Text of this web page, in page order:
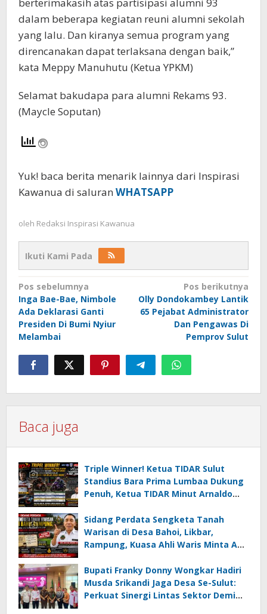
dalam beberapa kegiatan reuni alumni sekolah
yang lalu. Dan kiranya semua program yang
direncanakan dapat terlaksana dengan baik,”
kata Meppy Manuhutu (Ketua YPKM)
Selamat bakudapa para alumni Rekams 93.
(Maycle Soputan)
Yuk! baca berita menarik lainnya dari Inspirasi
Kawanua di saluran WHATSAPP
oleh Redaksi Inspirasi Kawanua
Ikuti Kami Pada
Navigasi
pos
Pos sebelumnya
Inga Bae-Bae, Nimbole
Ada Deklarasi Ganti
Presiden Di Bumi Nyiur
Melambai
Pos berikutnya
Olly Dondokambey Lantik
65 Pejabat Administrator
Dan Pengawas Di
Pemprov Sulut
Baca juga
Triple Winner! Ketua TIDAR Sulut
Standius Bara Prima Lumbaa Dukung
Penuh, Ketua TIDAR Minut Arnaldo
05 MC JOE Sapu Bersih Tiga Gelar
Juara Umum
Sidang Perdata Sengketa Tanah
Warisan di Desa Bahoi, Likbar,
Rampung, Kuasa Ahli Waris Minta APH
Korupsi Dandes
Bupati Franky Donny Wongkar Hadiri
Musda Srikandi Jaga Desa Se-Sulut:
Perkuat Sinergi Lintas Sektor Demi